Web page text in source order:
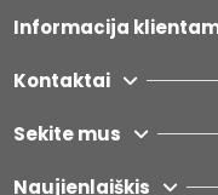
Informacija
Kontaktai
Sekite mus
Naujienlaiškis